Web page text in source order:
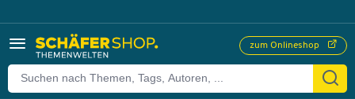
zum Onlineshop